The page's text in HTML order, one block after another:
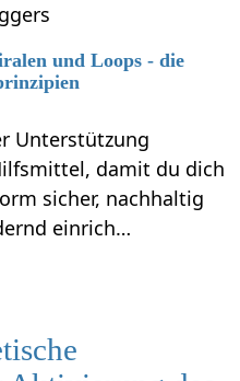
und Loops - die
Unterstützung
damit du dich
sicher, nachhaltig
einrich…